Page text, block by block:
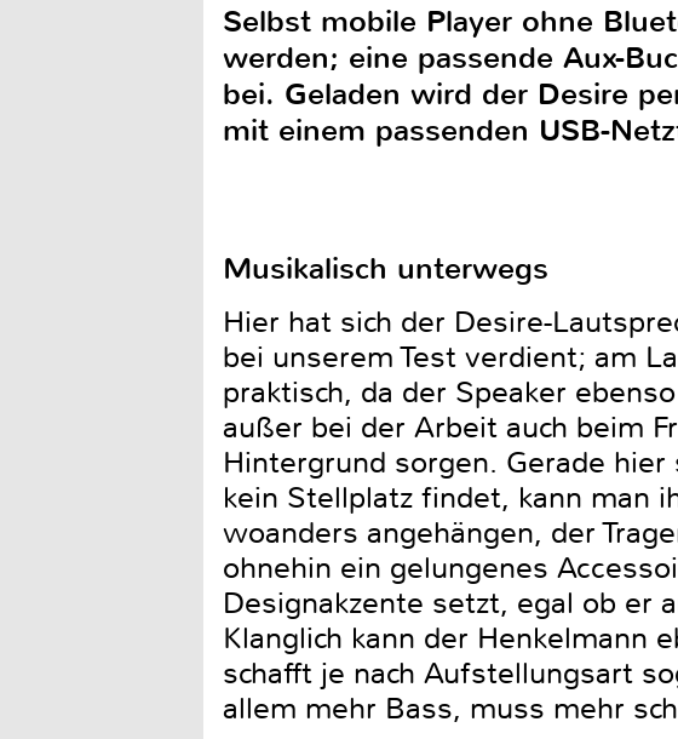
Selbst mobile Player ohne
werden; eine passende Aux-
bei. Geladen wird der Desire
mit einem passenden USB-
Musikalisch unterwegs
Hier hat sich der Desire-
bei unserem Test verdient; am
praktisch, da der Speaker
außer bei der Arbeit auch beim
Hintergrund sorgen. Gerade
kein Stellplatz findet, kann man
woanders angehängen, der
ohnehin ein gelungenes
Designakzente setzt, egal ob er
Klanglich kann der Henkelmann
schafft je nach Aufstellungsart
allem mehr Bass, muss mehr